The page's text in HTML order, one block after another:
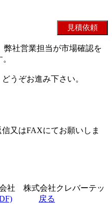
弊社営業担当が市場確認を
うぞお進み下さい。
又はFAXにてお願いしま
社 株式会社クレバーテッ
戻る